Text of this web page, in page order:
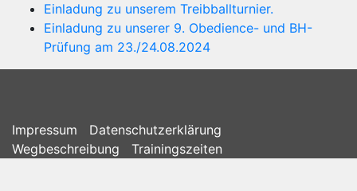
Einladung zu unserem Treibballturnier.
Einladung zu unserer 9. Obedience- und BH-
Prüfung am 23./24.08.2024
Impressum
Datenschutzerklärung
Wegbeschreibung
Trainingszeiten